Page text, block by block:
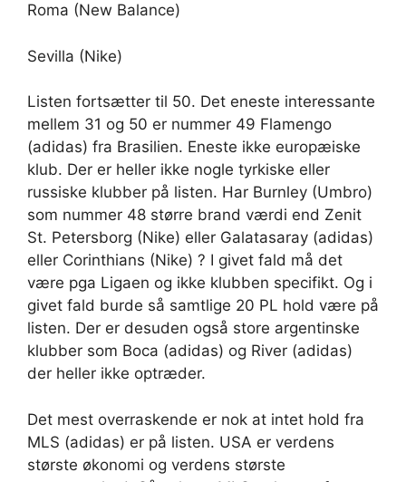
Roma (New Balance)
Sevilla (Nike)
Listen fortsætter til 50. Det eneste interessante
mellem 31 og 50 er nummer 49 Flamengo
(adidas) fra Brasilien. Eneste ikke europæiske
klub. Der er heller ikke nogle tyrkiske eller
russiske klubber på listen. Har Burnley (Umbro)
som nummer 48 større brand værdi end Zenit
St. Petersborg (Nike) eller Galatasaray (adidas)
eller Corinthians (Nike) ? I givet fald må det
være pga Ligaen og ikke klubben specifikt. Og i
givet fald burde så samtlige 20 PL hold være på
listen. Der er desuden også store argentinske
klubber som Boca (adidas) og River (adidas)
der heller ikke optræder.
Det mest overraskende er nok at intet hold fra
MLS (adidas) er på listen. USA er verdens
største økonomi og verdens største